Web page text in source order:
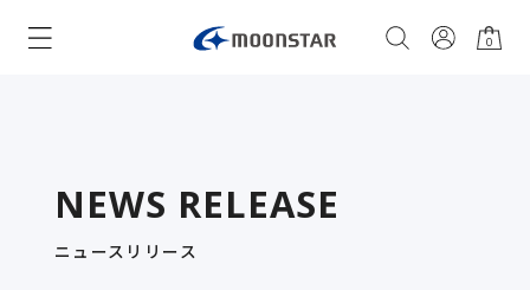
0
NEWS RELEASE
ニュースリリース